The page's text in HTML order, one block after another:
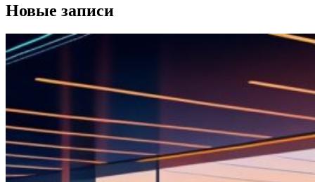
Новые записи